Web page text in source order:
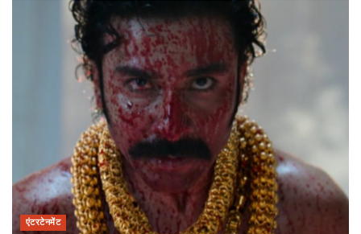
एंटरटेनमेंट